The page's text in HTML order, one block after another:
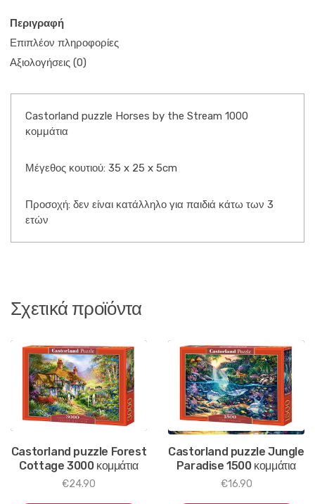
Περιγραφή
Επιπλέον πληροφορίες
Αξιολογήσεις (0)
Castorland puzzle Horses by the Stream 1000
κομμάτια
Μέγεθος κουτιού: 35 x 25 x 5cm
Προσοχή: δεν είναι κατάλληλο για παιδιά κάτω των 3
ετών
Σχετικά προϊόντα
Castorland puzzle Forest
Cottage 3000 κομμάτια
€24.90
Castorland puzzle Jungle
Paradise 1500 κομμάτια
€16.90